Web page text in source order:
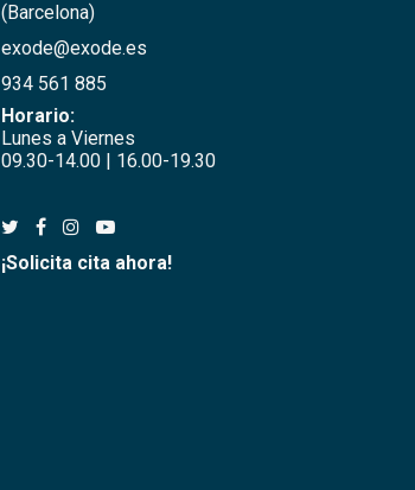
(Barcelona)
exode@exode.es
934 561 885
Horario:
Lunes a Viernes
09.30-14.00 | 16.00-19.30
¡Solicita cita ahora!